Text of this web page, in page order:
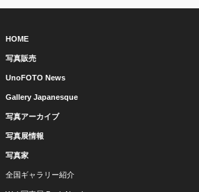
HOME
写真販売
UnoFOTO News
Gallery Japanesque
写真アーカイブ
写真展情報
写真家
全国ギャラリー紹介